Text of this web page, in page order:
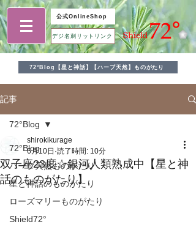
公式OnlineShop
デジ名刺リットリンク
72°Blog【星と神話】【ハーブ天然】ものがたり
記事
72°Blog
ハーブ天然ものがたり
星と神話のものがたり
ローズマリーものがたり
Shield72°
72°Blog
双子座23度☆銀河人類熟成中【星と神
話のものがたり】
shirokikurage
6月10日 読了時間: 10分